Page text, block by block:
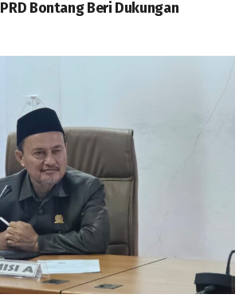
Bontang Beri Dukungan